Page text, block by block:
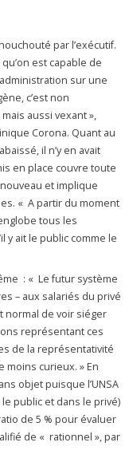
par l’exécutif.
est capable de
sur une
c’est non
aussi vexant »,
Corona. Quant au
il n’y en avait
en place couvre toute
et implique
« A partir du moment
tous les
y ait le public comme le
: « Le futur système
– aux salariés du privé
normal de voir siéger
représentant ces
de la représentativité
moins curieux. » En
objet puisque l’UNSA
public et dans le privé)
de 5 % pour évaluer
de « rationnel », par